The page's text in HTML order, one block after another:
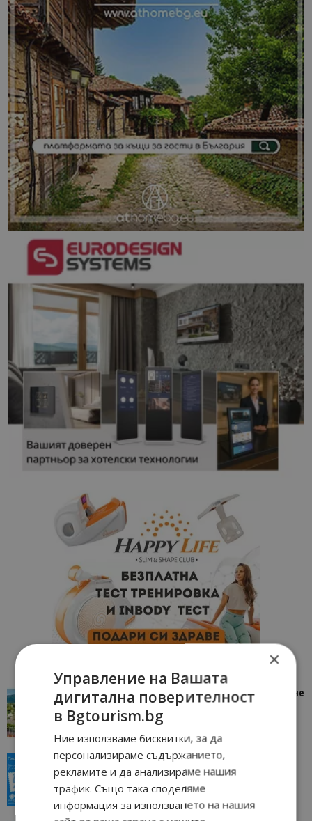
“Пощенска картичка от…”: Петрич – Изживяване
отвъд очакваното
Петрич 11/07/2026 11:22
“Пощенска картичка от…”: Пловдив, градът на
всички времена
Пловдив 23/06/2026 10:00
×
Управление на Вашата
дигитална поверителност
в Bgtourism.bg
Ние използваме бисквитки, за да
персонализираме съдържанието,
рекламите и да анализираме нашия
трафик. Също така споделяме
информация за използването на нашия